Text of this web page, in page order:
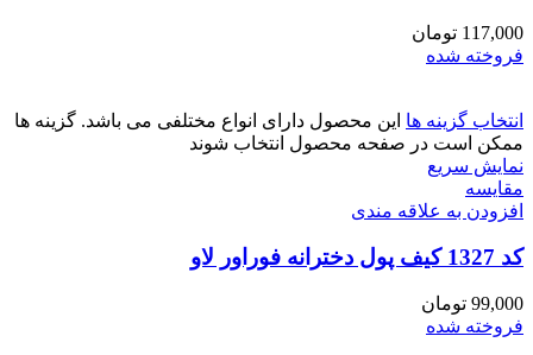
117,000 تومان
فروخته شده
انتخاب گزینه ها این محصول دارای انواع مختلفی می باشد. گزینه ها
ممکن است در صفحه محصول انتخاب شوند
نمایش سریع
مقايسه
افزودن به علاقه مندی
کد 1327 کیف پول دخترانه فوراور لاو
99,000 تومان
فروخته شده